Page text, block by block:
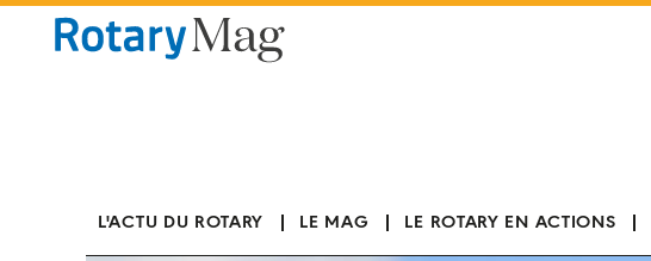
L'ACTU DU ROTARY LE MAG LE ROTARY EN ACTIONS
Panneau de gestion des cookies